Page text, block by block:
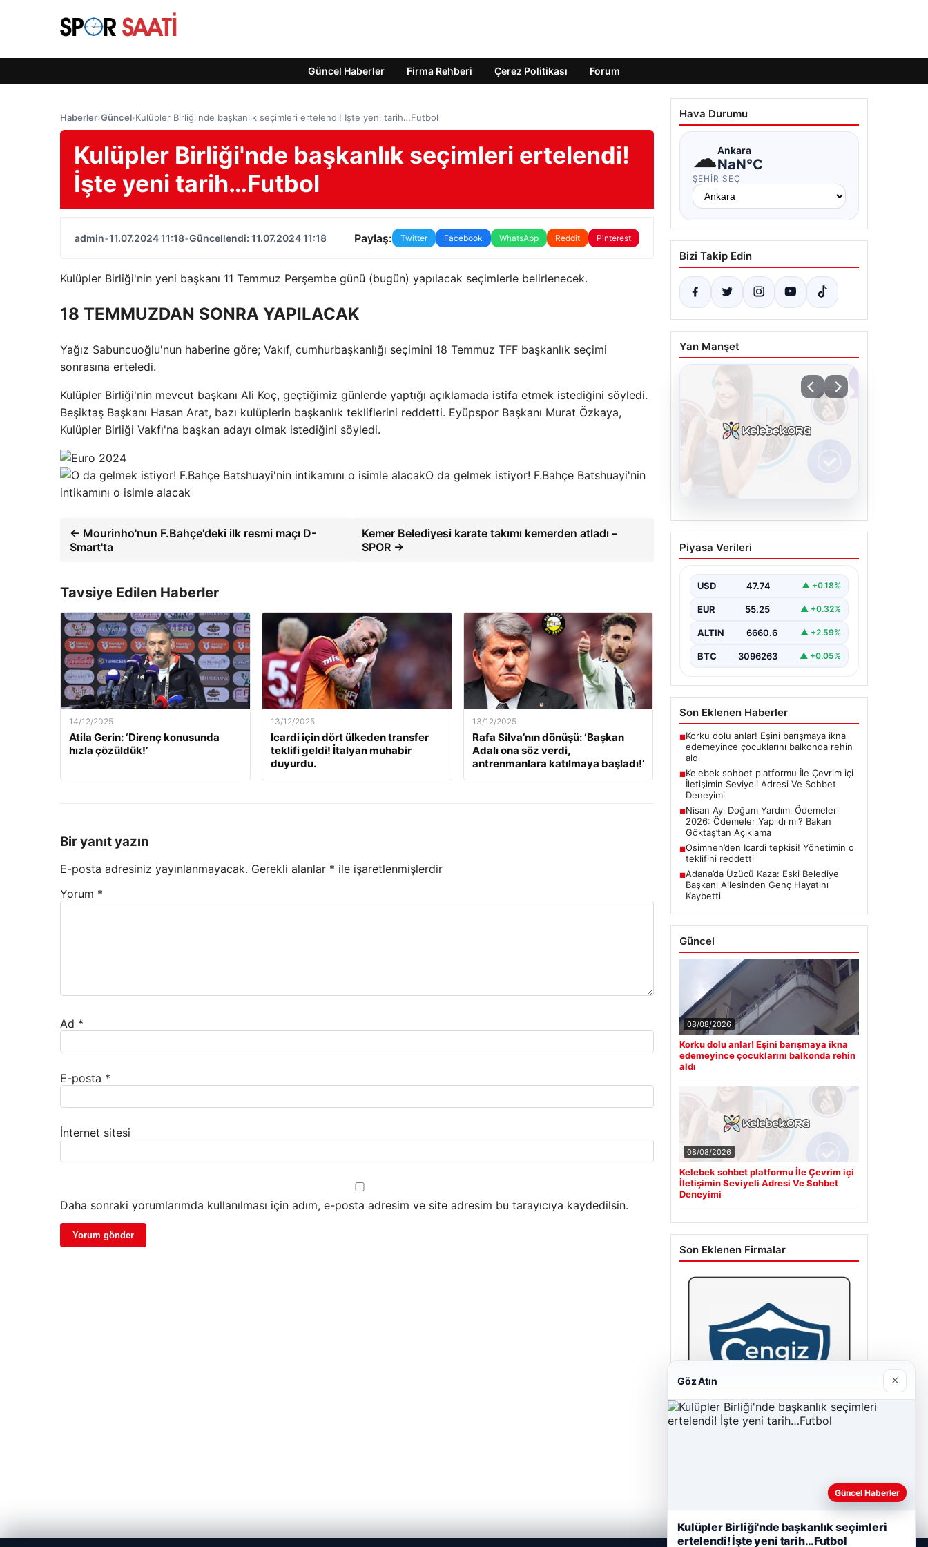
Güncel Haberler Firma Rehberi Çerez Politikası Forum
Haberler›Güncel›Kulüpler Birliği'nde başkanlık seçimleri ertelendi! İşte yeni tarih…Futbol
Kulüpler Birliği'nde başkanlık seçimleri ertelendi!
İşte yeni tarih…Futbol
admin•11.07.2024 11:18•Güncellendi: 11.07.2024 11:18 Paylaş: Twitter Facebook WhatsApp Reddit Pinterest
Kulüpler Birliği'nin yeni başkanı 11 Temmuz Perşembe günü (bugün) yapılacak seçimlerle belirlenecek.
18 TEMMUZDAN SONRA YAPILACAK
Yağız Sabuncuoğlu'nun haberine göre; Vakıf, cumhurbaşkanlığı seçimini 18 Temmuz TFF başkanlık seçimi
sonrasına erteledi.
Kulüpler Birliği'nin mevcut başkanı Ali Koç, geçtiğimiz günlerde yaptığı açıklamada istifa etmek istediğini söyledi.
Beşiktaş Başkanı Hasan Arat, bazı kulüplerin başkanlık tekliflerini reddetti. Eyüpspor Başkanı Murat Özkaya,
Kulüpler Birliği Vakfı'na başkan adayı olmak istediğini söyledi.
O da gelmek istiyor! F.Bahçe Batshuayi'nin
intikamını o isimle alacak
← Mourinho'nun F.Bahçe'deki ilk resmi maçı D-
Smart'ta
Kemer Belediyesi karate takımı kemerden atladı –
SPOR →
Tavsiye Edilen Haberler
14/12/2025
Atila Gerin: ‘Direnç konusunda
hızla çözüldük!’
13/12/2025
Icardi için dört ülkeden transfer
teklifi geldi! İtalyan muhabir
duyurdu.
13/12/2025
Rafa Silva’nın dönüşü: ‘Başkan
Adalı ona söz verdi,
antrenmanlara katılmaya başladı!’
Bir yanıt yazın
E-posta adresiniz yayınlanmayacak. Gerekli alanlar * ile işaretlenmişlerdir
Yorum *
Ad *
E-posta *
İnternet sitesi
Daha sonraki yorumlarımda kullanılması için adım, e-posta adresim ve site adresim bu tarayıcıya kaydedilsin.
Hava Durumu
☁Ankara
NaN°C
ŞEHIR SEÇ
Bizi Takip Edin
Yan Manşet
Kelebek sohbet
platformu İle Çevrim içi
Adresi Ve Sohbet
Deneyimi
bir biçimde bağlantı oluşturması
etmektedir. Halen…
Piyasa Verileri
USD 47.74 ▲ +0.18%
EUR 55.25 ▲ +0.32%
ALTIN 6660.6 ▲ +2.59%
BTC 3096263 ▲ +0.05%
Son Eklenen Haberler
■Korku dolu anlar! Eşini barışmaya ikna
edemeyince çocuklarını balkonda rehin
aldı
■Kelebek sohbet platformu İle Çevrim içi
İletişimin Seviyeli Adresi Ve Sohbet
Deneyimi
■Nisan Ayı Doğum Yardımı Ödemeleri
2026: Ödemeler Yapıldı mı? Bakan
Göktaş’tan Açıklama
■Osimhen’den Icardi tepkisi! Yönetimin o
teklifini reddetti
■Adana’da Üzücü Kaza: Eski Belediye
Başkanı Ailesinden Genç Hayatını
Kaybetti
Güncel
08/08/2026
Korku dolu anlar! Eşini barışmaya ikna
edemeyince çocuklarını balkonda rehin
aldı
08/08/2026
Kelebek sohbet platformu İle Çevrim içi
İletişimin Seviyeli Adresi Ve Sohbet
Deneyimi
Son Eklenen Firmalar
Göz Atın ×
Güncel Haberler
Kulüpler Birliği'nde başkanlık seçimleri
ertelendi! İşte yeni tarih…Futbol